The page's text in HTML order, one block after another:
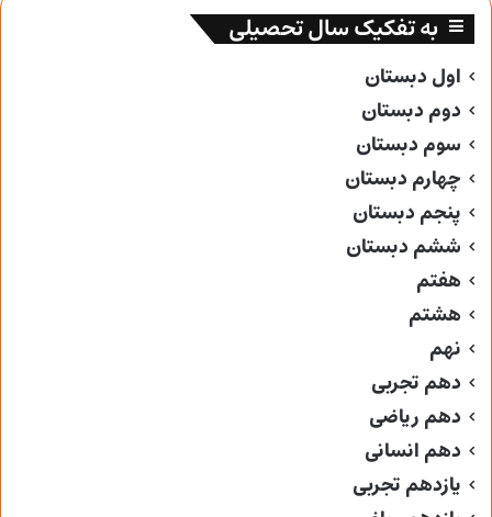
به تفکیک سال تحصیلی
اول دبستان
دوم دبستان
سوم دبستان
چهارم دبستان
پنجم دبستان
ششم دبستان
هفتم
هشتم
نهم
دهم تجربی
دهم ریاضی
دهم انسانی
یازدهم تجربی